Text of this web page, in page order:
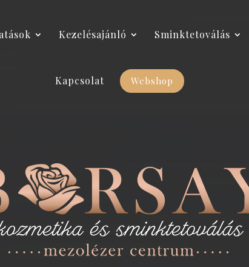
Kezelésajánló Sminktetoválás
Kapcsolat Webshop